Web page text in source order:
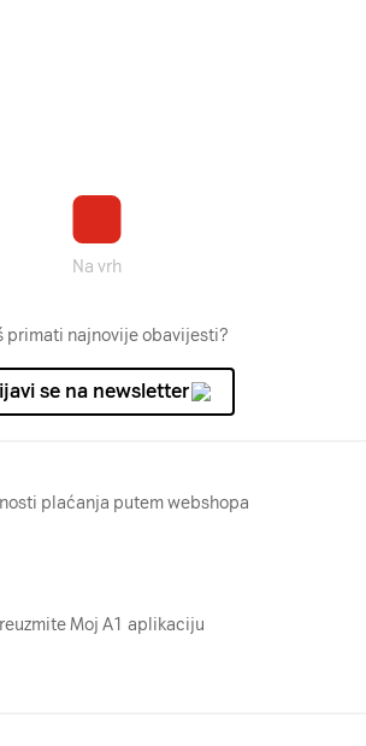
Na vrh
primati najnovije obavijesti?
se na newsletter
plaćanja putem webshopa
Moj A1 aplikaciju